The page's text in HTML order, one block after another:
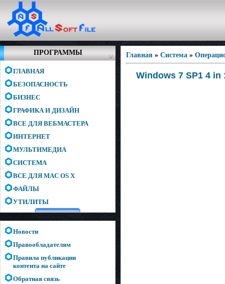
ПРОГРАММЫ
ГЛАВНАЯ
БЕЗОПАСНОСТЬ
БИЗНЕС
ГРАФИКА И ДИЗАЙН
ВСЕ ДЛЯ ВЕБМАСТЕРА
ИНТЕРНЕТ
МУЛЬТИМЕДИА
СИСТЕМА
ВСЕ ДЛЯ MAC OS X
ФАЙЛЫ
УТИЛИТЫ
Новости
Правообладателям
Правила публикации
контента на сайте
Обратная связь
Главная » Система »
Windows 7 SP1 4 in